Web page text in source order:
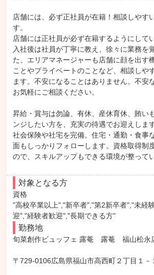
店舗には、必ず正社員が在籍！相談しやす
す。
店舗には正社員が必ず在籍するようにして
入社後は社員が丁寧に教え、徐々に業務を
た、エリアマネージャーも店舗に顔を出す
ことやプライベートのことなど、相談しや
ます。不安になることはありません。不安
お気軽にご相談ください。
昇給・賞与は勿論、有休、産休育休、賄い
ンジしたい方を、充実の待遇でお迎えします
社会保険や社宅を完備。住宅・通勤・食事
面もしっかりフォローします。資格取得制
ので、スキルアップもできる環境が整って
対象となる方
資格
"高校卒業以上","新卒者","第2新卒者","未経
迎","経験者歓迎","長期できる方"
勤務地
旬菜創作ビュッフェ 露菴　露菴　福山松永
〒729-0106広島県福山市高西町２丁目１－